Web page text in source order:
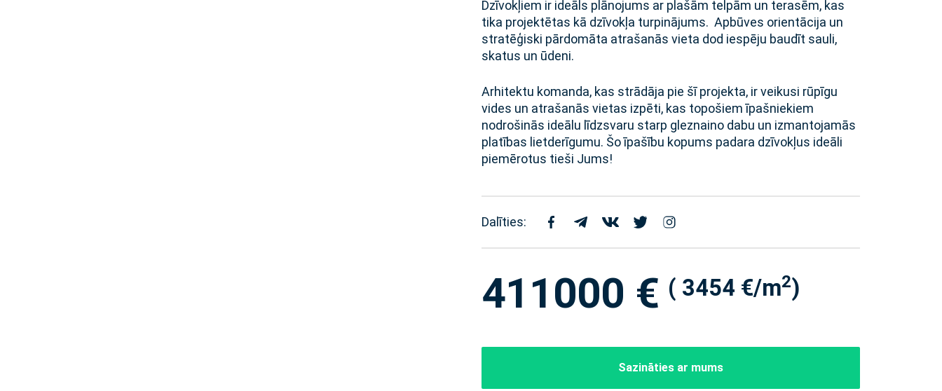
Dzīvokļiem ir ideāls plānojums ar plašām telpām un terasēm, kas
tika projektētas kā dzīvokļa turpinājums. Apbūves orientācija un
stratēģiski pārdomāta atrašanās vieta dod iespēju baudīt sauli,
skatus un ūdeni.
Arhitektu komanda, kas strādāja pie šī projekta, ir veikusi rūpīgu
vides un atrašanās vietas izpēti, kas topošiem īpašniekiem
nodrošinās ideālu līdzsvaru starp gleznaino dabu un izmantojamās
platības lietderīgumu. Šo īpašību kopums padara dzīvokļus ideāli
piemērotus tieši Jums!
Dalīties:
411000 € ( 3454 €/m2)
Sazināties ar mums